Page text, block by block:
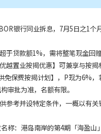
银行同业拆息，7月5日之1
于贷款额1%，需将整笔现金回
越置业按揭优惠】可兼享与按
免保费按揭计划】，P现为6%
审批为准，名额有限。
参考并设特定条件，一概以有关
称：港岛南岸的第4期「海盈